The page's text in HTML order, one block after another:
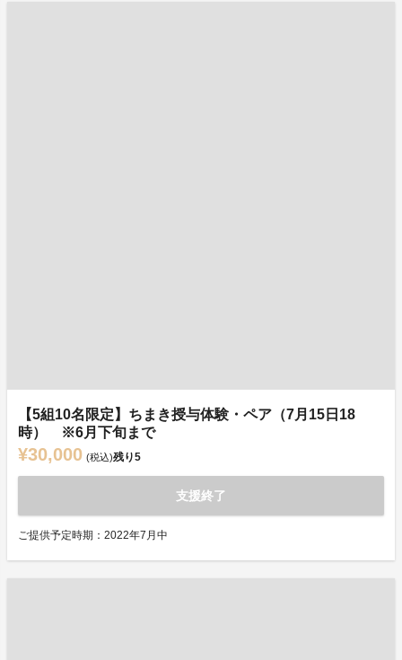
【5組10名限定】ちまき授与体験・ペア（7月15日18
時） ※6月下旬まで
¥30,000 (税込)残り5
支援終了
ご提供予定時期：2022年7月中